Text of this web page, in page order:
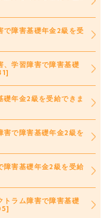
で障害基礎年金2級を受
、学習障害で障害基礎
礎年金2級を受給できま
害で障害基礎年金2級を
障害基礎年金2級を受給
トラム障害で障害基礎